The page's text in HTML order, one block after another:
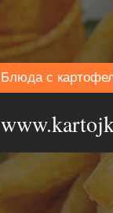
Блюда с